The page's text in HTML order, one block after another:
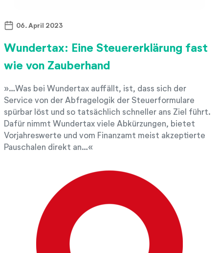
06. April 2023
Wundertax: Eine Steuererklärung fast
wie von Zauberhand
…Was bei Wundertax auffällt, ist, dass sich der
Service von der Abfragelogik der Steuerformulare
spürbar löst und so tatsächlich schneller ans Ziel führt.
Dafür nimmt Wundertax viele Abkürzungen, bietet
Vorjahreswerte und vom Finanzamt meist akzeptierte
Pauschalen direkt an…